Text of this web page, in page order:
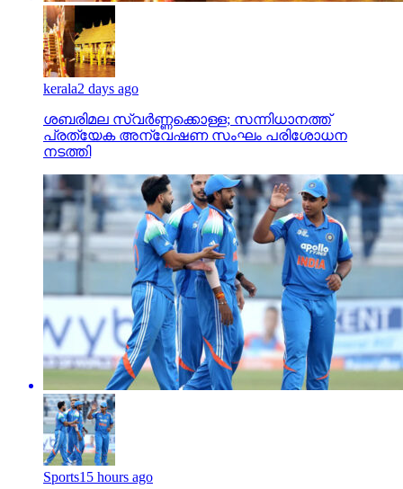
kerala2 days ago
ശബരിമല സ്വര്‍ണ്ണക്കൊള്ള; സന്നിധാനത്ത്
പ്രത്യേക അന്വേഷണ സംഘം പരിശോധന
നടത്തി
Sports15 hours ago